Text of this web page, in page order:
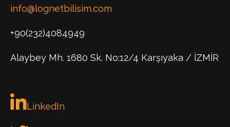
info@lognetbilisim.com
+90(232)4084949
Alaybey Mh. 1680 Sk. No:12/4 Karşıyaka / İZMİR
LinkedIn